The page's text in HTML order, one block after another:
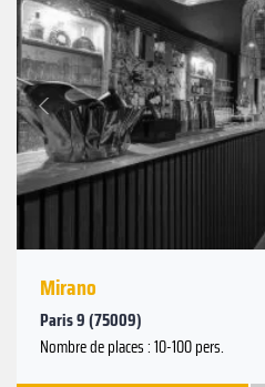
Précédent
Mirano
Paris 9 (75009)
Nombre de places : 10-100 pers.